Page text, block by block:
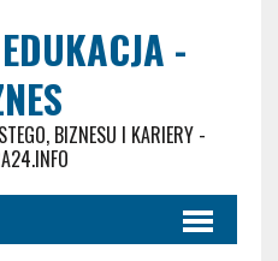
-
BIZNESU I KARIERY -